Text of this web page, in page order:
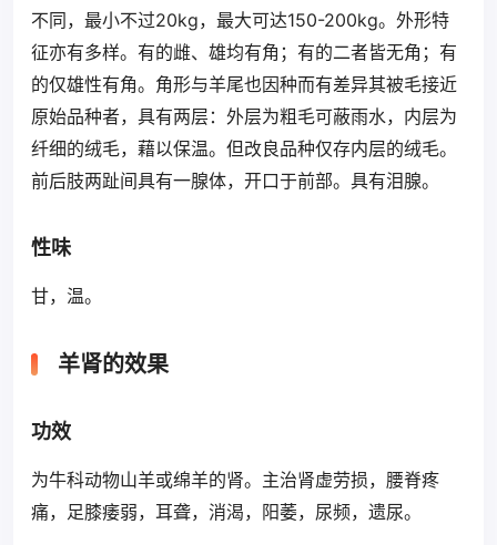
不同，最小不过20kg，最大可达150-200kg。外形特
征亦有多样。有的雌、雄均有角；有的二者皆无角；有
的仅雄性有角。角形与羊尾也因种而有差异其被毛接近
原始品种者，具有两层：外层为粗毛可蔽雨水，内层为
纤细的绒毛，藉以保温。但改良品种仅存内层的绒毛。
前后肢两趾间具有一腺体，开口于前部。具有泪腺。
性味
甘，温。
羊肾的效果
功效
为牛科动物山羊或绵羊的肾。主治肾虚劳损，腰脊疼
痛，足膝痿弱，耳聋，消渴，阳萎，尿频，遗尿。